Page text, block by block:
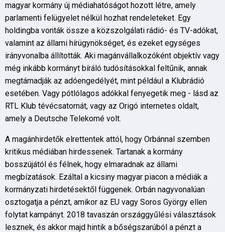
magyar kormány új médiahatóságot hozott létre, amely
parlamenti felügyelet nélkül hozhat rendeleteket. Egy
holdingba vonták össze a közszolgálati rádió- és TV-adókat,
valamint az állami hírügynökséget, és ezeket egységes
irányvonalba állították. Aki magánvállalkozóként objektív vagy
még inkább kormányt bíráló tudósításokkal feltűnik, annak
megtámadják az adóengedélyét, mint például a Klubrádió
esetében. Vagy pótlólagos adókkal fenyegetik meg - lásd az
RTL Klub tévécsatornát, vagy az Origó internetes oldalt,
amely a Deutsche Telekomé volt.
A magánhirdetők elrettentek attól, hogy Orbánnal szemben
kritikus médiában hirdessenek. Tartanak a kormány
bosszújától és félnek, hogy elmaradnak az állami
megbízatások. Ezáltal a kicsiny magyar piacon a médiák a
kormányzati hirdetésektől függenek. Orbán nagyvonalúan
osztogatja a pénzt, amikor az EU vagy Soros György ellen
folytat kampányt. 2018 tavaszán országgyűlési választások
lesznek, és akkor majd hintik a bőségszarúból a pénzt a